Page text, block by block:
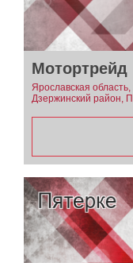
Мотортрейд
Ярославская
Дзержинский район,